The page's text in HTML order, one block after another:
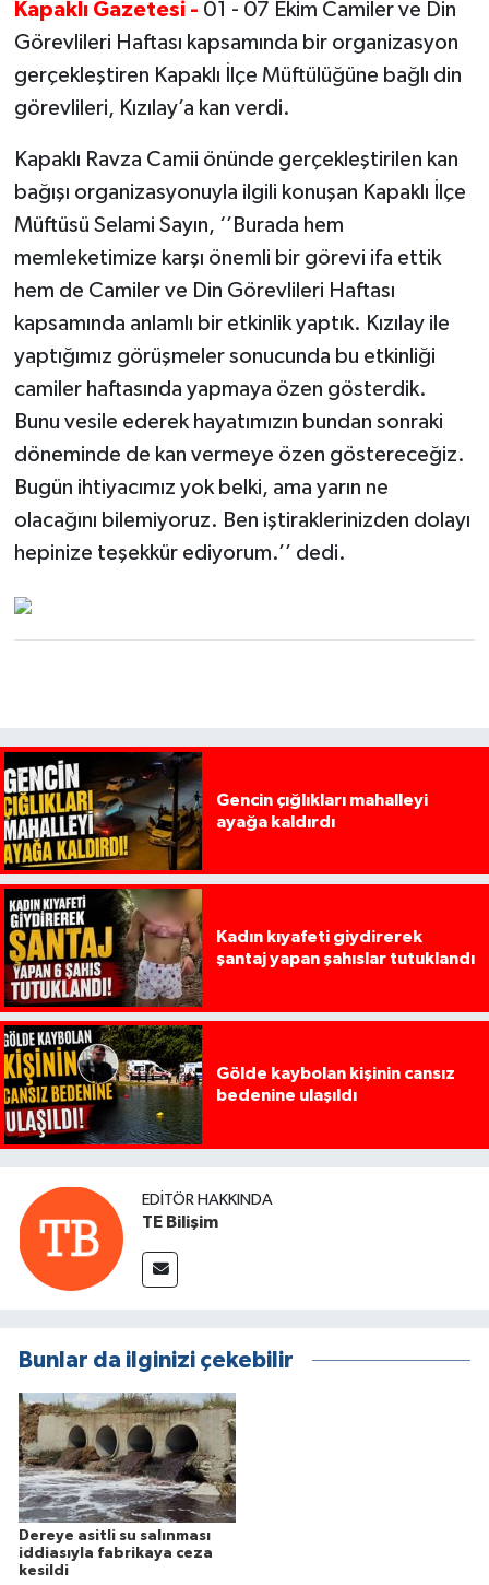
Kapaklı Gazetesi - 01 - 07 Ekim Camiler ve Din
Görevlileri Haftası kapsamında bir organizasyon
gerçekleştiren Kapaklı İlçe Müftülüğüne bağlı din
görevlileri, Kızılay’a kan verdi.
Kapaklı Ravza Camii önünde gerçekleştirilen kan
bağışı organizasyonuyla ilgili konuşan Kapaklı İlçe
Müftüsü Selami Sayın, ‘’Burada hem
memleketimize karşı önemli bir görevi ifa ettik
hem de Camiler ve Din Görevlileri Haftası
kapsamında anlamlı bir etkinlik yaptık. Kızılay ile
yaptığımız görüşmeler sonucunda bu etkinliği
camiler haftasında yapmaya özen gösterdik.
Bunu vesile ederek hayatımızın bundan sonraki
döneminde de kan vermeye özen göstereceğiz.
Bugün ihtiyacımız yok belki, ama yarın ne
olacağını bilemiyoruz. Ben iştiraklerinizden dolayı
hepinize teşekkür ediyorum.’’ dedi.
Gencin çığlıkları mahalleyi
ayağa kaldırdı
Kadın kıyafeti giydirerek
şantaj yapan şahıslar tutuklandı
Gölde kaybolan kişinin cansız
bedenine ulaşıldı
EDITÖR HAKKINDA
TE Bilişim
Bunlar da ilginizi çekebilir
Dereye asitli su salınması
iddiasıyla fabrikaya ceza
kesildi